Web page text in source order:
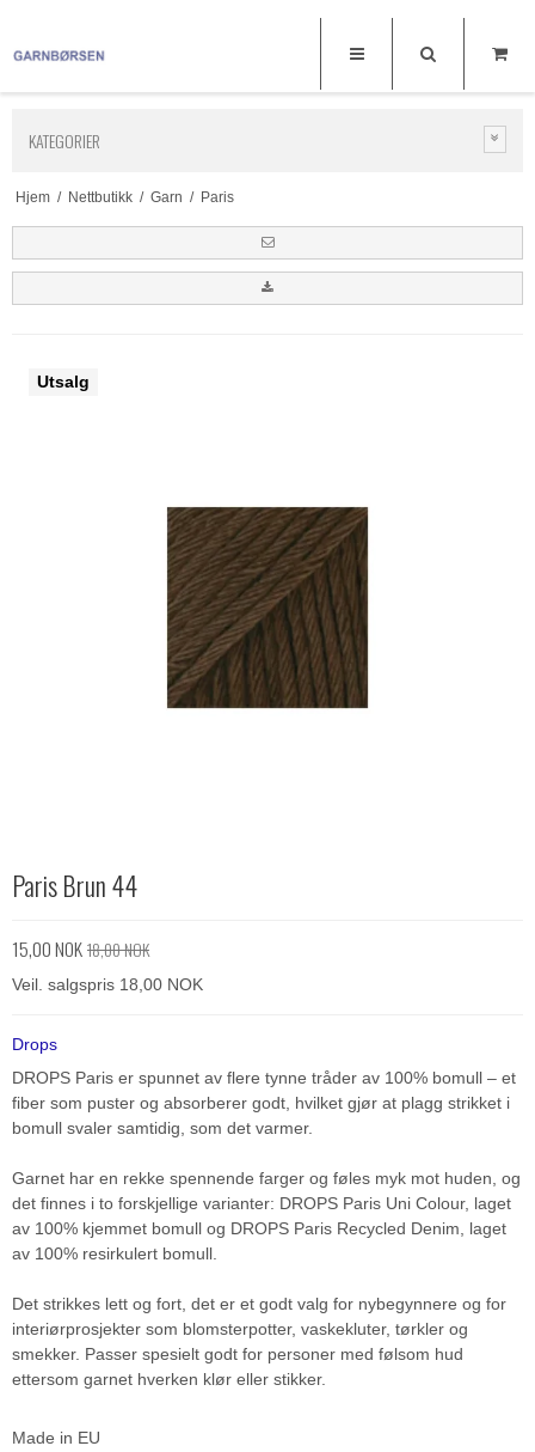
KATEGORIER
Hjem / Nettbutikk / Garn / Paris
Utsalg
Paris Brun 44
15,00 NOK18,00 NOK
Veil. salgspris 18,00 NOK
Drops
DROPS Paris er spunnet av flere tynne tråder av 100% bomull – et
fiber som puster og absorberer godt, hvilket gjør at plagg strikket i
bomull svaler samtidig, som det varmer.
Garnet har en rekke spennende farger og føles myk mot huden, og
det finnes i to forskjellige varianter: DROPS Paris Uni Colour, laget
av 100% kjemmet bomull og DROPS Paris Recycled Denim, laget
av 100% resirkulert bomull.
Det strikkes lett og fort, det er et godt valg for nybegynnere og for
interiørprosjekter som blomsterpotter, vaskekluter, tørkler og
smekker. Passer spesielt godt for personer med følsom hud
ettersom garnet hverken klør eller stikker.
Made in EU